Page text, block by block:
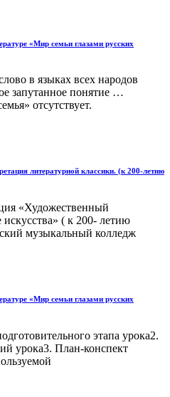
«Мир семьи глазами русских
в языках всех народов
запутанное понятие …
отсутствует.
литературной классики. (к 200-летию
«Художественный
( к 200- летию
музыкальный колледж
«Мир семьи глазами русских
этапа урока2.
урока3. План-конспект